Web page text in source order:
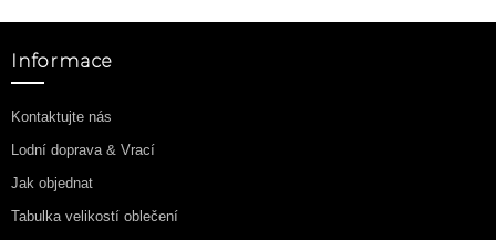
Informace
Kontaktujte nás
Lodní doprava & Vrací
Jak objednat
Tabulka velikostí oblečení